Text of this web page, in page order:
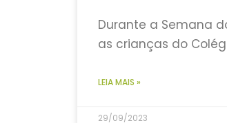
Durante a Semana
as crianças do
LEIA MAIS »
29/09/2023